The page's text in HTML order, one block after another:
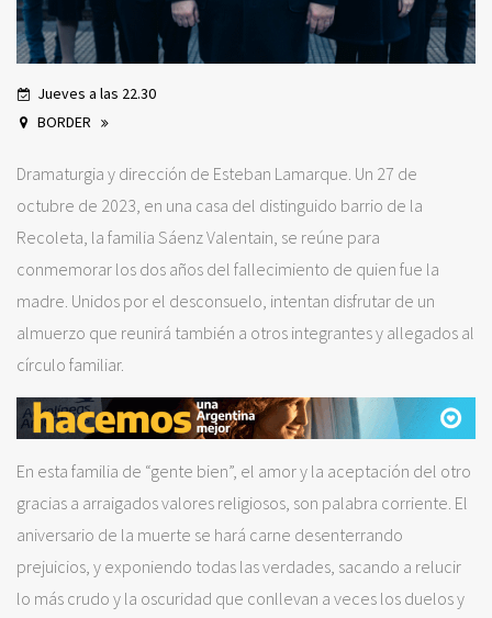
Jueves a las 22.30
BORDER
Dramaturgia y dirección de Esteban Lamarque. Un 27 de
octubre de 2023, en una casa del distinguido barrio de la
Recoleta, la familia Sáenz Valentain, se reúne para
conmemorar los dos años del fallecimiento de quien fue la
madre. Unidos por el desconsuelo, intentan disfrutar de un
almuerzo que reunirá también a otros integrantes y allegados al
círculo familiar.
En esta familia de “gente bien”, el amor y la aceptación del otro
gracias a arraigados valores religiosos, son palabra corriente. El
aniversario de la muerte se hará carne desenterrando
prejuicios, y exponiendo todas las verdades, sacando a relucir
lo más crudo y la oscuridad que conllevan a veces los duelos y